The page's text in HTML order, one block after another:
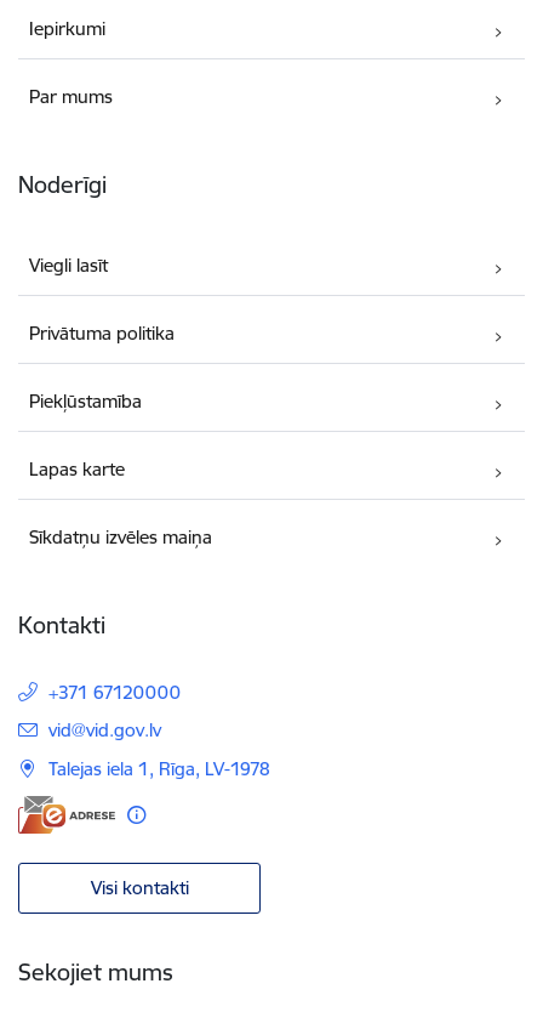
Iepirkumi
Par mums
Noderīgi
Viegli lasīt
Privātuma politika
Piekļūstamība
Lapas karte
Sīkdatņu izvēles maiņa
Kontakti
+371 67120000
E-pasts:
vid@vid.gov.lv
Talejas iela 1, Rīga, LV-1978
Visi kontakti
Sekojiet mums